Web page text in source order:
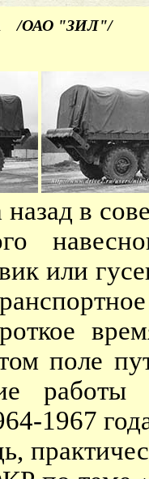
/ОАО "ЗИЛ"/
в
или
поле
1967